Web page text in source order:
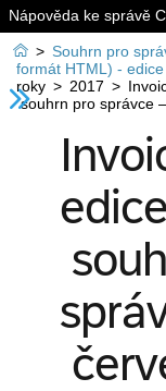
Nápověda ke správě
 > Souhrn pro
formát HTML) -
roky > 2017 >
souhrn pro správce